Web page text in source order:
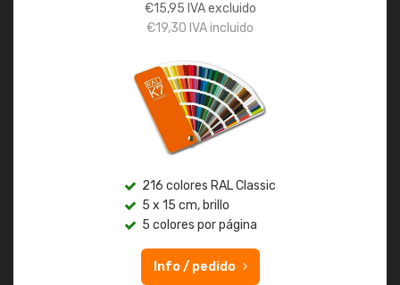
€15,95 IVA excluido
€19,30 IVA incluido
216 colores RAL Classic
5 x 15 cm, brillo
5 colores por página
Info / pedido